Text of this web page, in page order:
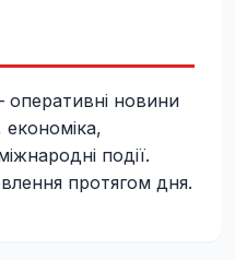
оперативні новини
економіка,
події.
протягом дня.